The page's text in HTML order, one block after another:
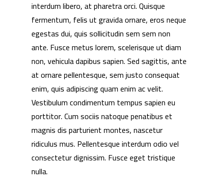
interdum libero, at pharetra orci. Quisque
fermentum, felis ut gravida ornare, eros neque
egestas dui, quis sollicitudin sem sem non
ante. Fusce metus lorem, scelerisque ut diam
non, vehicula dapibus sapien. Sed sagittis, ante
at ornare pellentesque, sem justo consequat
enim, quis adipiscing quam enim ac velit.
Vestibulum condimentum tempus sapien eu
porttitor. Cum sociis natoque penatibus et
magnis dis parturient montes, nascetur
ridiculus mus. Pellentesque interdum odio vel
consectetur dignissim. Fusce eget tristique
nulla.